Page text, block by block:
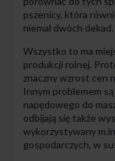
pszenicy, która
niemal dwóch dekad.
Wszystko to ma
produkcji rolnej.
znaczny wzrost cen
Innym problemem
napędowego do
odbijają się także
wykorzystywany
gospodarczych, w